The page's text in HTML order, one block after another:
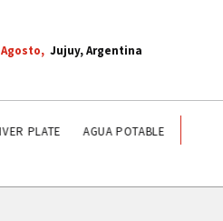
Agosto, Jujuy, Argentina
ALERTA METEOROLÓGICO